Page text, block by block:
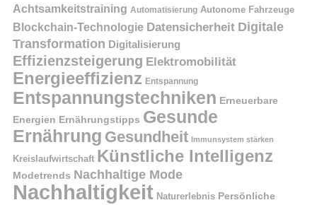
Achtsamkeitstraining Automatisierung Autonome Fahrzeuge
Blockchain-Technologie Datensicherheit Digitale
Transformation Digitalisierung
Effizienzsteigerung Elektromobilität
Energieeffizienz Entspannung
Entspannungstechniken Erneuerbare
Energien Ernährungstipps Gesunde
Ernährung Gesundheit Immunsystem stärken
Kreislaufwirtschaft Künstliche Intelligenz
Modetrends Nachhaltige Mode
Nachhaltigkeit Naturerlebnis Persönliche